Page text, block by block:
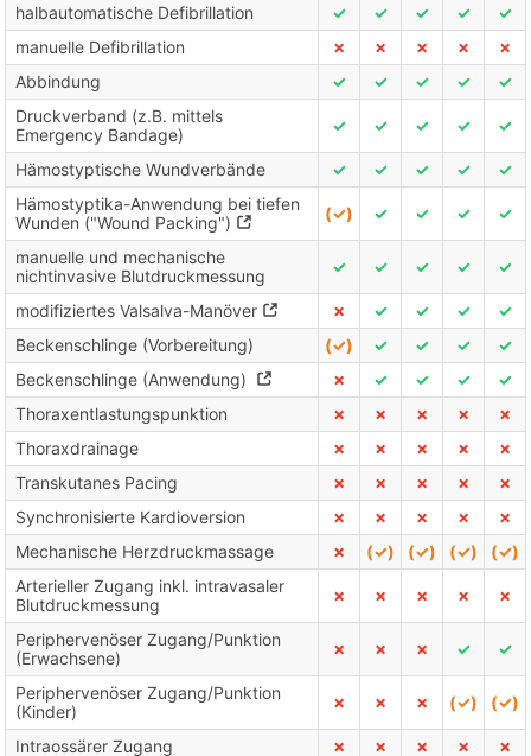
halbautomatische Defibrillation
✓ ✓ ✓ ✓
✓
manuelle Defibrillation
✗ ✗ ✗ ✗
✗
Abbindung
✓ ✓ ✓ ✓
✓
Druckverband (z.B. mittels
Emergency Bandage)
✓ ✓ ✓ ✓ ✓
Hämostyptische Wundverbände ✓ ✓ ✓ ✓
✓
Hämostyptika-Anwendung bei tiefen
Wunden ("Wound Packing")
(✓) ✓ ✓ ✓ ✓
manuelle und mechanische
nichtinvasive Blutdruckmessung
✓ ✓ ✓ ✓ ✓
modifiziertes Valsalva-Manöver ✗ ✓ ✓ ✓
✓
Beckenschlinge (Vorbereitung)
(✓) ✓ ✓ ✓
✓
Beckenschlinge (Anwendung)
✗ ✓ ✓ ✓
✓
Thoraxentlastungspunktion
✗ ✗ ✗ ✗
✗
Thoraxdrainage
✗ ✗ ✗ ✗
✗
Transkutanes Pacing
✗ ✗ ✗ ✗
✗
Synchronisierte Kardioversion
✗ ✗ ✗ ✗
✗
Mechanische Herzdruckmassage
✗ (✓) (✓) (✓)
(✓)
Arterieller Zugang inkl. intravasaler
Blutdruckmessung
✗ ✗ ✗ ✗ ✗
Periphervenöser Zugang/Punktion
(Erwachsene)
✗ ✗ ✗ ✓ ✓
Periphervenöser Zugang/Punktion
(Kinder)
✗ ✗ ✗ (✓) (✓)
Intraossärer Zugang ✗ ✗ ✗ ✗ ✗